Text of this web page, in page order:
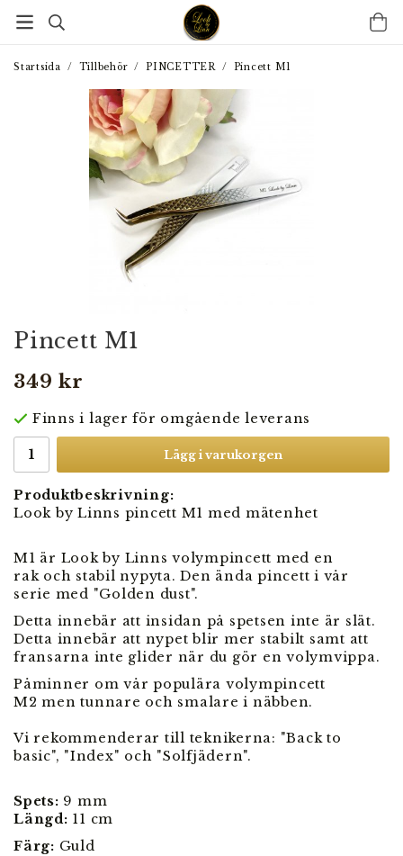
Startsida / Tillbehör / PINCETTER / Pincett M1
Pincett M1
349 kr
Finns i lager för omgående leverans
Lägg i varukorgen
Produktbeskrivning:
Look by Linns pincett M1 med mätenhet
M1 är Look by Linns volympincett med en
rak och stabil nypyta. Den ända pincett i vår
serie med "Golden dust".
Detta innebär att insidan på spetsen inte är slät.
Detta innebär att nypet blir mer stabilt samt att
fransarna inte glider när du gör en volymvippa.
Påminner om vår populära volympincett
M2 men tunnare och smalare i näbben.
Vi rekommenderar till teknikerna: "Back to
basic", "Index" och "Solfjädern".
Spets: 9 mm
Längd: 11 cm
Färg: Guld